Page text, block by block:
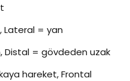
Lateral = yan
Distal = gövdeden uzak
hareket, Frontal